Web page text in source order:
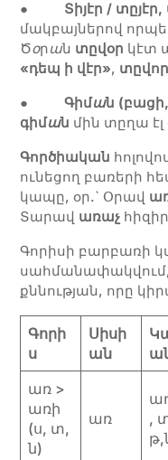
● Տիյէր /
մակբայներով
Ծօրան տըվօր կէտ
«դեպ ի վէր», տըվոր
● Գիման
գիման մին տըղա էլ
Գործիական
ունեցող բառերի
կապը, օր.` Օրավ
Տարավ առաչ
Գորիսի բարբառի
քննության, որը
Գորի
ս
Սիսի
ան
առ >
առի
(ս, տ,
ն)
առ
,